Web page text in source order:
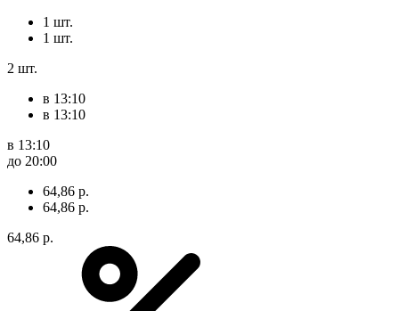
1 шт.
1 шт.
2 шт.
в 13:10
в 13:10
в 13:10
до 20:00
64,86 р.
64,86 р.
64,86 р.